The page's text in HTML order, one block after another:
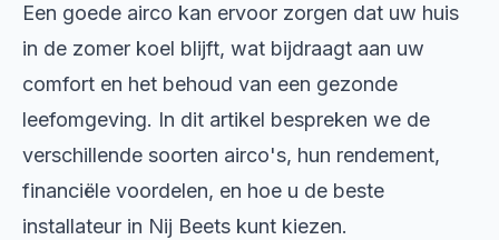
Een goede airco kan ervoor zorgen dat uw huis
in de zomer koel blijft, wat bijdraagt aan uw
comfort en het behoud van een gezonde
leefomgeving. In dit artikel bespreken we de
verschillende soorten airco's, hun rendement,
financiële voordelen, en hoe u de beste
installateur in Nij Beets kunt kiezen.